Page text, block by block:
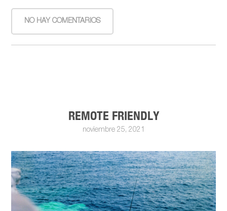
NO HAY COMENTARIOS
REMOTE FRIENDLY
noviembre 25, 2021